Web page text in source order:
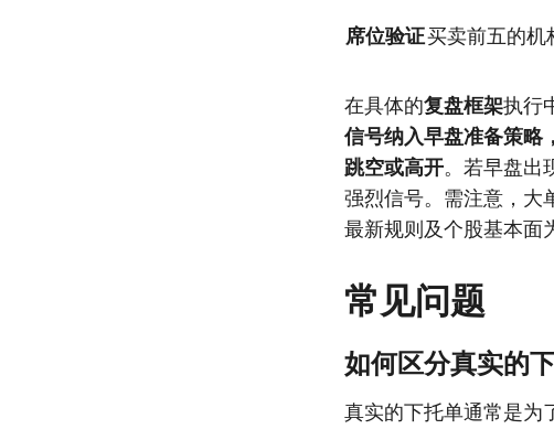
席位验证买卖前五的机
在具体的复盘框架执行
信号纳入早盘准备策略
跳空或高开。若早盘出
强烈信号。需注意，大
最新规则及个股基本面
常见问题
如何区分真实的
真实的下托单通常是为